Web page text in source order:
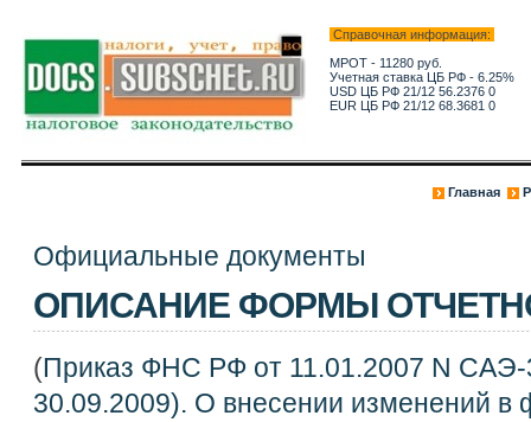
Справочная информация:
МРОТ - 11280 руб.
Учетная ставка ЦБ РФ - 6.25%
USD ЦБ РФ 21/12 56.2376 0
EUR ЦБ РФ 21/12 68.3681 0
Главная
Официальные документы
ОПИСАНИЕ ФОРМЫ
(Приказ ФНС РФ от 11.01.2007 N САЭ-
30.09.2009). О внесении изменений в